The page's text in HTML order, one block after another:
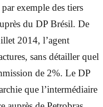
exemple des tiers
du DP Brésil. De
2014, l’agent
sans détailler quel
de 2%. Le DP
que l’intermédiaire